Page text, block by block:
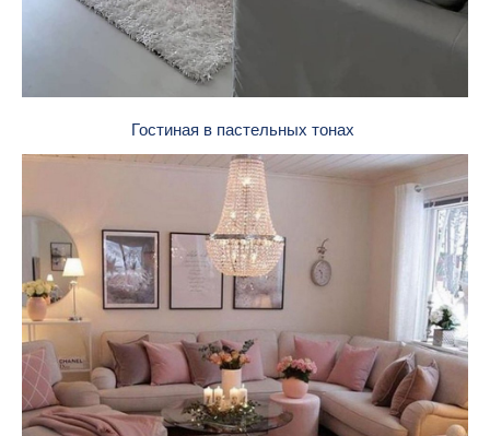
Гостиная в пастельных тонах